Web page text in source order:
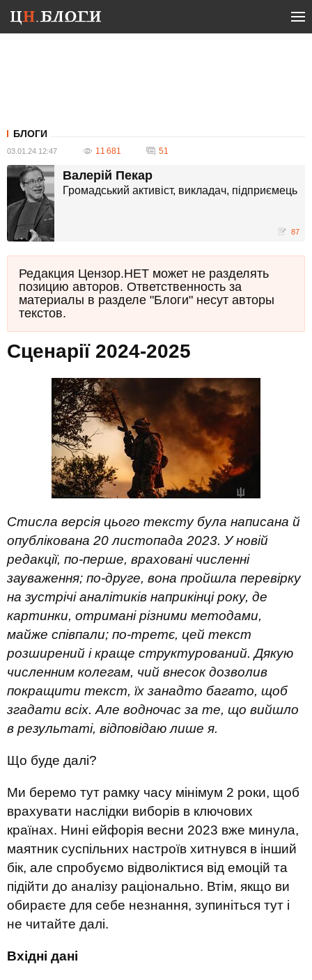
БЛОГИ
03.01.24 12:47 11 681 51
Валерій Пекар
Громадський активіст, викладач, підприємець
87
Редакция Цензор.НЕТ может не разделять
позицию авторов. Ответственность за
материалы в разделе "Блоги" несут авторы
текстов.
Сценарії 2024-2025
Стисла версія цього тексту була написана й
опублікована 20 листопада 2023. У новій
редакції, по-перше, враховані численні
зауваження; по-друге, вона пройшла перевірку
на зустрічі аналітиків наприкінці року, де
картинки, отримані різними методами,
майже співпали; по-третє, цей текст
розширений і краще структурований. Дякую
численним колегам, чий внесок дозволив
покращити текст, їх занадто багато, щоб
згадати всіх. Але водночас за те, що вийшло
в результаті, відповідаю лише я.
Що буде далі?
Ми беремо тут рамку часу мінімум 2 роки, щоб
врахувати наслідки виборів в ключових
країнах. Нині ейфорія весни 2023 вже минула,
маятник суспільних настроїв хитнувся в інший
бік, але спробуємо відволіктися від емоцій та
підійти до аналізу раціонально. Втім, якщо ви
обираєте для себе незнання, зупиніться тут і
не читайте далі.
Вхідні дані